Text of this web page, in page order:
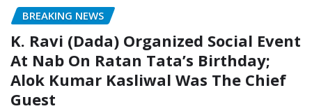
BREAKING NEWS
K. Ravi (Dada) Organized Social Event
At Nab On Ratan Tata’s Birthday;
Alok Kumar Kasliwal Was The Chief
Guest